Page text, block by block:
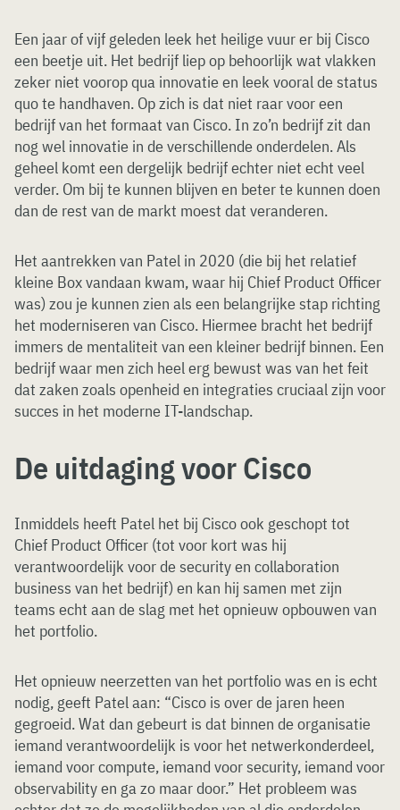
Een jaar of vijf geleden leek het heilige vuur er bij Cisco
een beetje uit. Het bedrijf liep op behoorlijk wat vlakken
zeker niet voorop qua innovatie en leek vooral de status
quo te handhaven. Op zich is dat niet raar voor een
bedrijf van het formaat van Cisco. In zo’n bedrijf zit dan
nog wel innovatie in de verschillende onderdelen. Als
geheel komt een dergelijk bedrijf echter niet echt veel
verder. Om bij te kunnen blijven en beter te kunnen doen
dan de rest van de markt moest dat veranderen.
Het aantrekken van Patel in 2020 (die bij het relatief
kleine Box vandaan kwam, waar hij Chief Product Officer
was) zou je kunnen zien als een belangrijke stap richting
het moderniseren van Cisco. Hiermee bracht het bedrijf
immers de mentaliteit van een kleiner bedrijf binnen. Een
bedrijf waar men zich heel erg bewust was van het feit
dat zaken zoals openheid en integraties cruciaal zijn voor
succes in het moderne IT-landschap.
De uitdaging voor Cisco
Inmiddels heeft Patel het bij Cisco ook geschopt tot
Chief Product Officer (tot voor kort was hij
verantwoordelijk voor de security en collaboration
business van het bedrijf) en kan hij samen met zijn
teams echt aan de slag met het opnieuw opbouwen van
het portfolio.
Het opnieuw neerzetten van het portfolio was en is echt
nodig, geeft Patel aan: “Cisco is over de jaren heen
gegroeid. Wat dan gebeurt is dat binnen de organisatie
iemand verantwoordelijk is voor het netwerkonderdeel,
iemand voor compute, iemand voor security, iemand voor
observability en ga zo maar door.” Het probleem was